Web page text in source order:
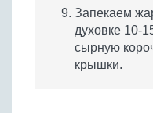
Запекаем
духовке 10-
сырную
крышки.